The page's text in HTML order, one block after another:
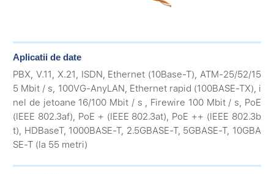
Aplicatii de date
PBX, V.11, X.21, ISDN, Ethernet (10Base-T), ATM-25/52/15
5 Mbit / s, 100VG-AnyLAN, Ethernet rapid (100BASE-TX), i
nel de jetoane 16/100 Mbit / s , Firewire 100 Mbit / s, PoE
(IEEE 802.3af), PoE + (IEEE 802.3at), PoE ++ (IEEE 802.3b
t), HDBaseT, 1000BASE-T, 2.5GBASE-T, 5GBASE-T, 10GBA
SE-T (la 55 metri)